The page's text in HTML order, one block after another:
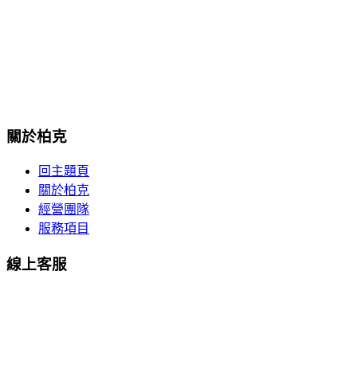
關於柏克
回主題頁
關於柏克
經營團隊
服務項目
線上客服